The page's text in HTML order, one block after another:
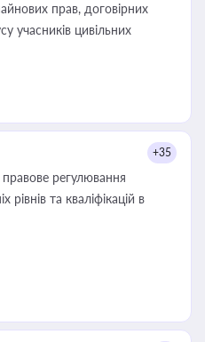
прав, договірних
учасників цивільних
+35
регулювання
рівнів та кваліфікацій в